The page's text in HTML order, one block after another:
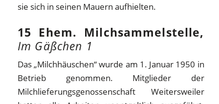
sie sich in seinen Mauern aufhielten.
15 Ehem. Milchsammelstelle,
Im Gäßchen 1
Das „Milchhäuschen“ wurde am 1. Januar 1950 in
Betrieb genommen. Mitglieder der
Milchlieferungsgenossenschaft Weitersweiler